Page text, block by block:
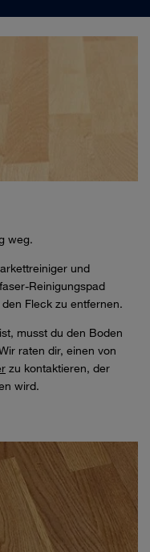
weg.
und
Reinigungspad
Fleck zu entfernen.
musst du den Boden
raten dir, einen von
zu kontaktieren, der
wird.